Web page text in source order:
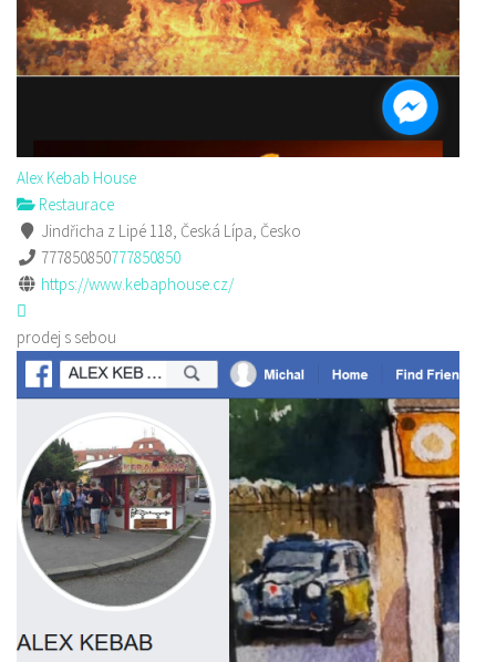
Alex Kebab House
Restaurace
Jindřicha z Lipé 118, Česká Lípa, Česko
777850850777850850
https://www.kebaphouse.cz/
prodej s sebou